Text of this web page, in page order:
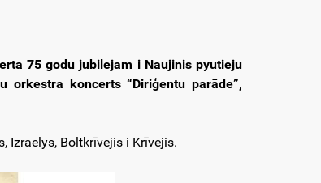
75 godu jubilejam i Naujinis pyutieju
koncerts “Diriģentu parāde”,
Izraelys, Boltkrīvejis i Krīvejis.